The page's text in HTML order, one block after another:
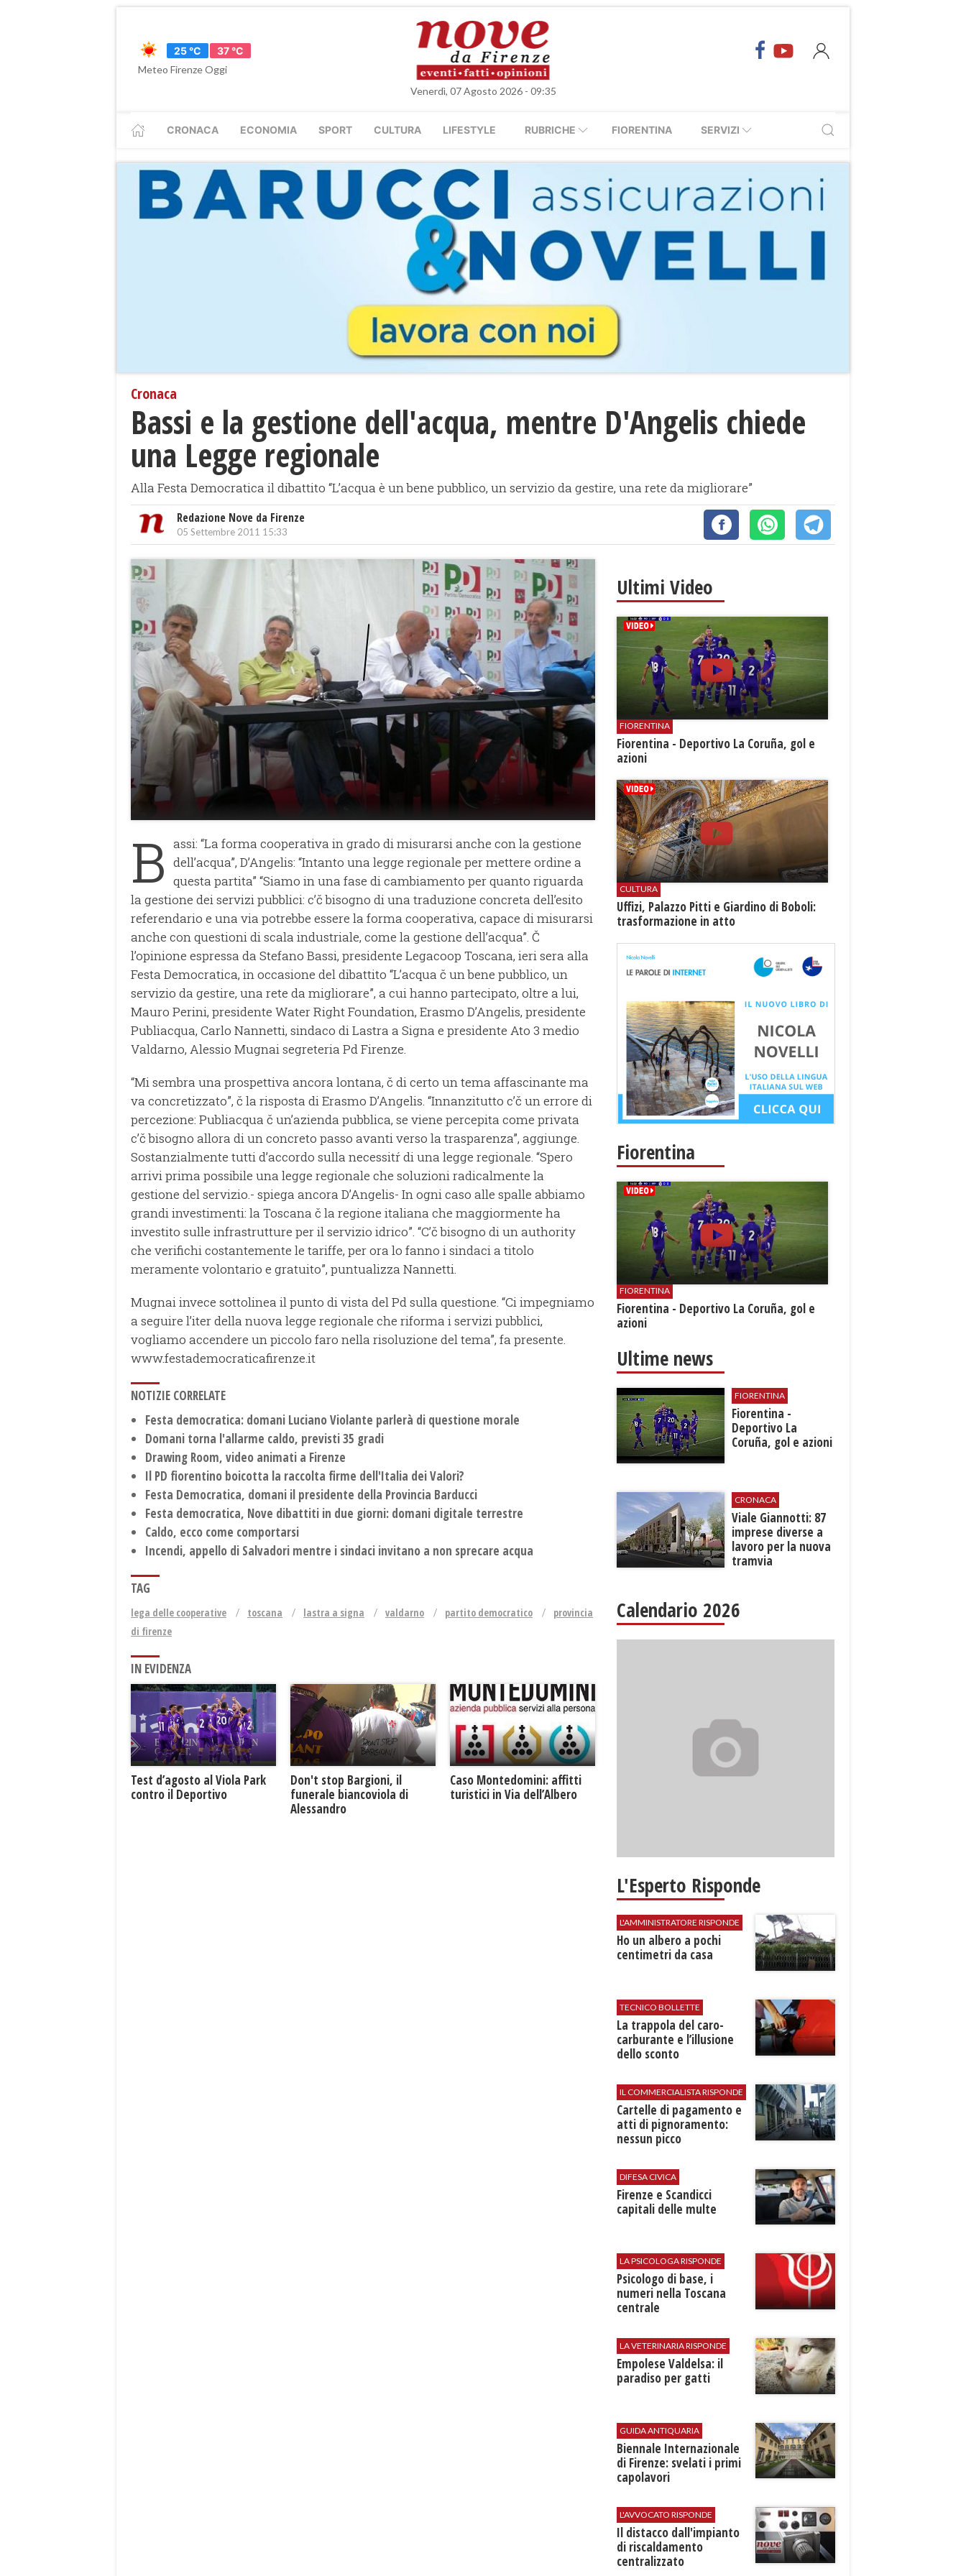
25 °C
37 °C
Meteo Firenze Oggi
Venerdì, 07 Agosto 2026 - 09:35
CRONACA ECONOMIA SPORT CULTURA LIFESTYLE RUBRICHE FIORENTINA SERVIZI
Cronaca
Bassi e la gestione dell'acqua, mentre D'Angelis chiede
una Legge regionale
Alla Festa Democratica il dibattito “L’acqua è un bene pubblico, un servizio da gestire, una rete da migliorare”
Redazione Nove da Firenze
05 Settembre 2011 15:33
B assi: “La forma cooperativa in grado di misurarsi anche con la gestione
dell’acqua”, D’Angelis: “Intanto una legge regionale per mettere ordine a
questa partita” “Siamo in una fase di cambiamento per quanto riguarda
la gestione dei servizi pubblici: c’č bisogno di una traduzione concreta dell’esito
referendario e una via potrebbe essere la forma cooperativa, capace di misurarsi
anche con questioni di scala industriale, come la gestione dell’acqua”. Č
l’opinione espressa da Stefano Bassi, presidente Legacoop Toscana, ieri sera alla
Festa Democratica, in occasione del dibattito “L’acqua č un bene pubblico, un
servizio da gestire, una rete da migliorare”, a cui hanno partecipato, oltre a lui,
Mauro Perini, presidente Water Right Foundation, Erasmo D’Angelis, presidente
Publiacqua, Carlo Nannetti, sindaco di Lastra a Signa e presidente Ato 3 medio
Valdarno, Alessio Mugnai segreteria Pd Firenze.
“Mi sembra una prospettiva ancora lontana, č di certo un tema affascinante ma
va concretizzato”, č la risposta di Erasmo D’Angelis. “Innanzitutto c’č un errore di
percezione: Publiacqua č un’azienda pubblica, se viene percepita come privata
c’č bisogno allora di un concreto passo avanti verso la trasparenza”, aggiunge.
Sostanzialmente tutti d’accordo sulla necessitŕ di una legge regionale. “Spero
arrivi prima possibile una legge regionale che soluzioni radicalmente la
gestione del servizio.- spiega ancora D’Angelis- In ogni caso alle spalle abbiamo
grandi investimenti: la Toscana č la regione italiana che maggiormente ha
investito sulle infrastrutture per il servizio idrico”. “C’č bisogno di un authority
che verifichi costantemente le tariffe, per ora lo fanno i sindaci a titolo
meramente volontario e gratuito”, puntualizza Nannetti.
Mugnai invece sottolinea il punto di vista del Pd sulla questione. “Ci impegniamo
a seguire l’iter della nuova legge regionale che riforma i servizi pubblici,
vogliamo accendere un piccolo faro nella risoluzione del tema”, fa presente.
www.festademocraticafirenze.it
NOTIZIE CORRELATE
Festa democratica: domani Luciano Violante parlerà di questione morale
Domani torna l'allarme caldo, previsti 35 gradi
Drawing Room, video animati a Firenze
Il PD fiorentino boicotta la raccolta firme dell'Italia dei Valori?
Festa Democratica, domani il presidente della Provincia Barducci
Festa democratica, Nove dibattiti in due giorni: domani digitale terrestre
Caldo, ecco come comportarsi
Incendi, appello di Salvadori mentre i sindaci invitano a non sprecare acqua
TAG
lega delle cooperative toscana lastra a signa valdarno partito democratico
provincia
di firenze
IN EVIDENZA
Test d’agosto al Viola Park
contro il Deportivo
Don't stop Bargioni, il
funerale biancoviola di
Alessandro
Caso Montedomini: affitti
turistici in Via dell’Albero
Ultimi Video
FIORENTINA
Fiorentina - Deportivo La Coruña, gol e
azioni
CULTURA
Uffizi, Palazzo Pitti e Giardino di Boboli:
trasformazione in atto
Fiorentina
FIORENTINA
Fiorentina - Deportivo La Coruña, gol e
azioni
Ultime news
FIORENTINA
Fiorentina -
Deportivo La
Coruña, gol e azioni
CRONACA
Viale Giannotti: 87
imprese diverse a
lavoro per la nuova
tramvia
Calendario 2026
L'Esperto Risponde
L'AMMINISTRATORE RISPONDE
Ho un albero a pochi
centimetri da casa
TECNICO BOLLETTE
​La trappola del caro-
carburante e l’illusione
dello sconto
IL COMMERCIALISTA RISPONDE
Cartelle di pagamento e
atti di pignoramento:
nessun picco
DIFESA CIVICA
Firenze e Scandicci
capitali delle multe
LA PSICOLOGA RISPONDE
Psicologo di base, i
numeri nella Toscana
centrale
LA VETERINARIA RISPONDE
Empolese Valdelsa: il
paradiso per gatti
GUIDA ANTIQUARIA
Biennale Internazionale
di Firenze: svelati i primi
capolavori
L'AVVOCATO RISPONDE
Il distacco dall'impianto
di riscaldamento
centralizzato